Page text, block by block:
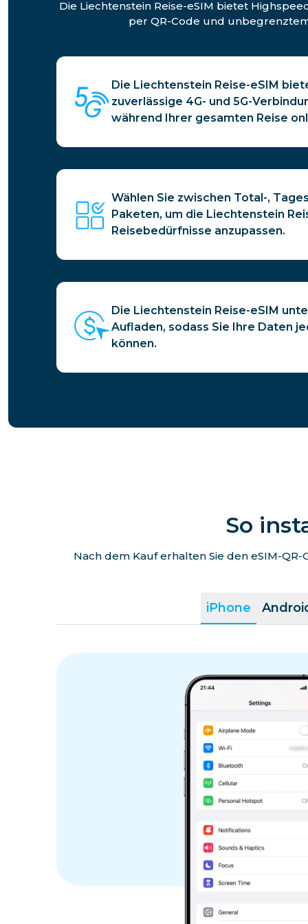
Die Liechtenstein Reise-eSIM bietet
per QR-Code und
Die Liechtenstein Reise-eSIM
zuverlässige 4G- und 5G-
während Ihrer gesamten Reise
Wählen Sie zwischen Total-,
Paketen, um die Liechtenstein
Reisebedürfnisse anzupassen.
Die Liechtenstein Reise-eSIM
Aufladen, sodass Sie Ihre Daten
können.
So
Nach dem Kauf erhalten Sie den eSIM-
iPhone